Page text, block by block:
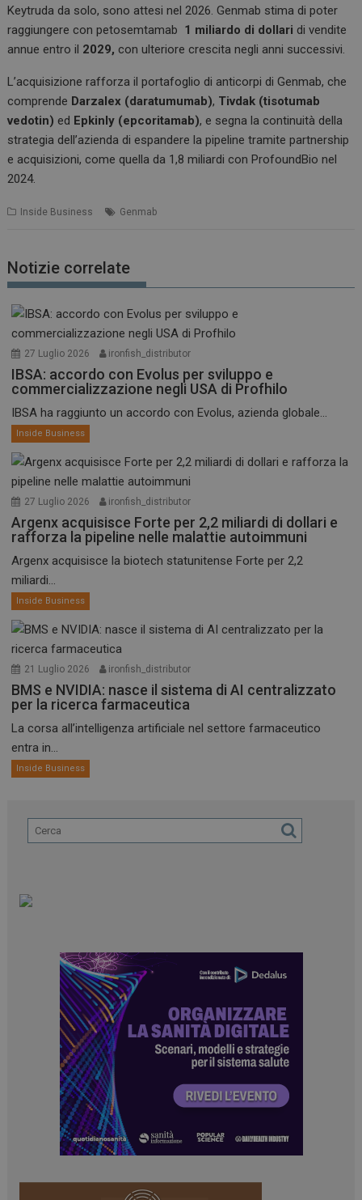
Keytruda da solo, sono attesi nel 2026. Genmab stima di poter
raggiungere con petosemtamab 1 miliardo di dollari di vendite
annue entro il 2029, con ulteriore crescita negli anni successivi.
L’acquisizione rafforza il portafoglio di anticorpi di Genmab, che
comprende Darzalex (daratumumab), Tivdak (tisotumab
vedotin) ed Epkinly (epcoritamab), e segna la continuità della
strategia dell’azienda di espandere la pipeline tramite partnership
e acquisizioni, come quella da 1,8 miliardi con ProfoundBio nel
2024.
Inside Business Genmab
Notizie correlate
27 Luglio 2026 ironfish_distributor
IBSA: accordo con Evolus per sviluppo e
commercializzazione negli USA di Profhilo
IBSA ha raggiunto un accordo con Evolus, azienda globale...
Inside Business
27 Luglio 2026 ironfish_distributor
Argenx acquisisce Forte per 2,2 miliardi di dollari e
rafforza la pipeline nelle malattie autoimmuni
Argenx acquisisce la biotech statunitense Forte per 2,2
miliardi...
Inside Business
21 Luglio 2026 ironfish_distributor
BMS e NVIDIA: nasce il sistema di AI centralizzato
per la ricerca farmaceutica
La corsa all’intelligenza artificiale nel settore farmaceutico
entra in...
Inside Business